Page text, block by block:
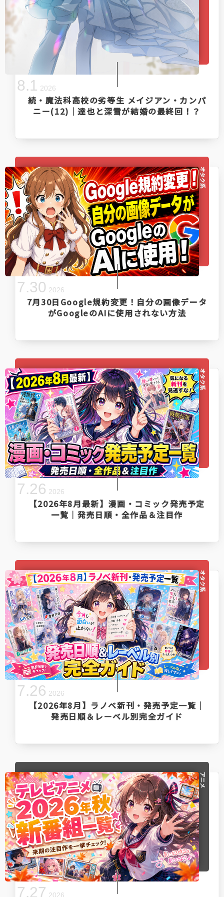
続・魔法科高校の劣等生 メイジアン・カンパ
ニー(12)｜達也と深雪が結婚の最終回！？
8.1 2026
オタク系
7月30日Google規約変更！自分の画像データ
がGoogleのAIに使用されない方法
7.30 2026
オタク系
【2026年8月最新】漫画・コミック発売予定
一覧｜発売日順・全作品＆注目作
7.26 2026
オタク系
【2026年8月】ラノベ新刊・発売予定一覧｜
発売日順＆レーベル別完全ガイド
7.26 2026
アニメ
7.27 2026